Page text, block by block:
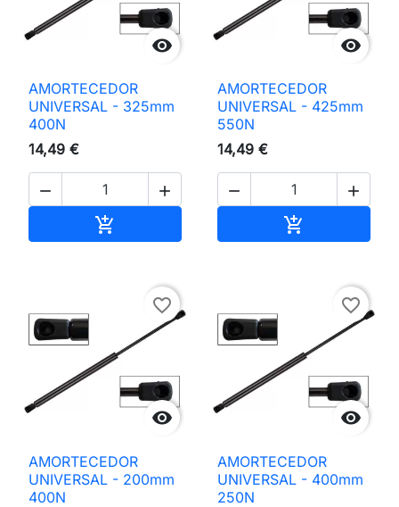

AMORTECEDOR
UNIVERSAL - 325mm
400N
14,49 €
 


AMORTECEDOR
UNIVERSAL - 425mm
550N
14,49 €
 


favorite_border
AMORTECEDOR
UNIVERSAL - 200mm
400N

favorite_border
AMORTECEDOR
UNIVERSAL - 400mm
250N